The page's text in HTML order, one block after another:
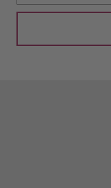
saņemšanai: